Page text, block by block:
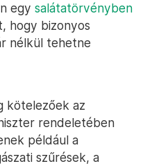
egy salátatörvényben
hogy bizonyos
nélkül tehetne
kötelezőek az
rendeletében
például a
szűrések, a